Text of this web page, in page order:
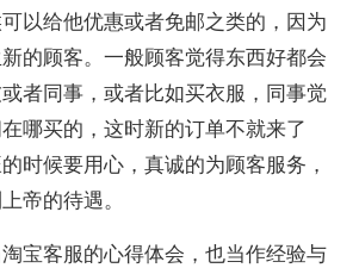
以给他优惠或者免邮之类的，因为
的顾客。一般顾客觉得东西好都会
者同事，或者比如买衣服，同事觉
哪买的，这时新的订单不就来了
时候要用心，真诚的为顾客服务，
帝的待遇。
客服的心得体会，也当作经验与